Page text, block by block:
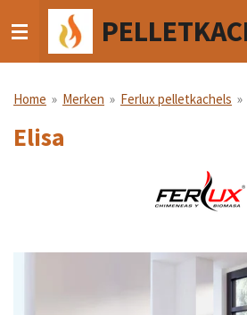
direct
hoofdinhoud
Home » Merken » Ferlux pelletkachels »
Elisa